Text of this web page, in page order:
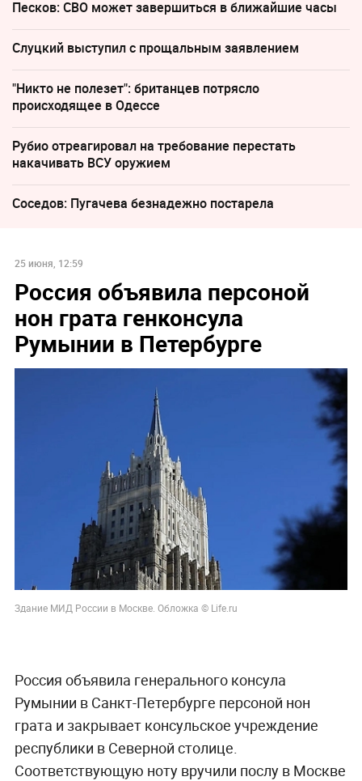
Песков: СВО может завершиться в ближайшие часы
Слуцкий выступил с прощальным заявлением
"Никто не полезет": британцев потрясло
происходящее в Одессе
Рубио отреагировал на требование перестать
накачивать ВСУ оружием
Соседов: Пугачева безнадежно постарела
25 июня, 12:59
Россия объявила персоной
нон грата генконсула
Румынии в Петербурге
Здание МИД России в Москве. Обложка © Life.ru
Россия объявила генерального консула
Румынии в Санкт-Петербурге персоной нон
грата и закрывает консульское учреждение
республики в Северной столице.
Соответствующую ноту вручили послу в Москве